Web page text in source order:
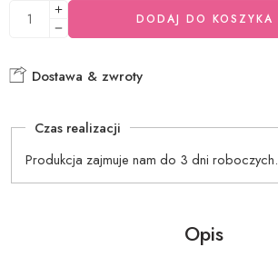
DODAJ DO KOSZYKA
Dostawa & zwroty
Czas realizacji
Produkcja zajmuje nam do 3 dni roboczych.
Opis